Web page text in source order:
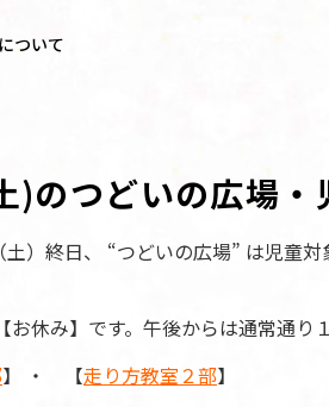
ついて
のつどいの広場・
）終日、 “つどいの広場” は児童
休み】です。午後からは通常通り
】 ・ 【走り方教室２部】